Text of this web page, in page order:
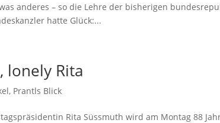
anderes – so die Lehre der bisherigen
hatte Glück:...
lonely Rita
, Prantls Blick
Rita Süssmuth wird am Montag 88